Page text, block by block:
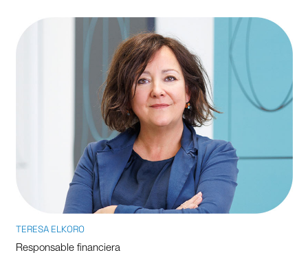
TERESA ELKORO
Responsable financiera